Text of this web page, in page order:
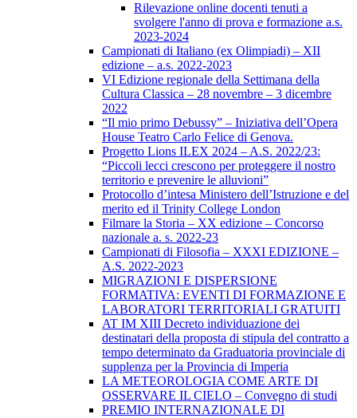
Rilevazione online docenti tenuti a
svolgere l'anno di prova e formazione a.s.
2023-2024
Campionati di Italiano (ex Olimpiadi) – XII
edizione – a.s. 2022-2023
VI Edizione regionale della Settimana della
Cultura Classica – 28 novembre – 3 dicembre
2022
“Il mio primo Debussy” – Iniziativa dell’Opera
House Teatro Carlo Felice di Genova.
Progetto Lions ILEX 2024 – A.S. 2022/23:
“Piccoli lecci crescono per proteggere il nostro
territorio e prevenire le alluvioni”
Protocollo d’intesa Ministero dell’Istruzione e del
merito ed il Trinity College London
Filmare la Storia – XX edizione – Concorso
nazionale a. s. 2022-23
Campionati di Filosofia – XXXI EDIZIONE –
A.S. 2022-2023
MIGRAZIONI E DISPERSIONE
FORMATIVA: EVENTI DI FORMAZIONE E
LABORATORI TERRITORIALI GRATUITI
AT IM XIII Decreto individuazione dei
destinatari della proposta di stipula del contratto a
tempo determinato da Graduatoria provinciale di
supplenza per la Provincia di Imperia
LA METEOROLOGIA COME ARTE DI
OSSERVARE IL CIELO – Convegno di studi
PREMIO INTERNAZIONALE DI